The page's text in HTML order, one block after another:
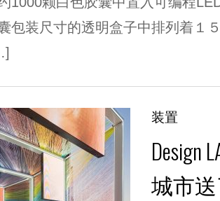
包装尺寸的透明盒子中排列着１
装置
Design
城市